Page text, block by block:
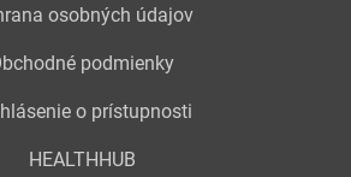
osobných údajov
podmienky
o prístupnosti
HEALTHHUB